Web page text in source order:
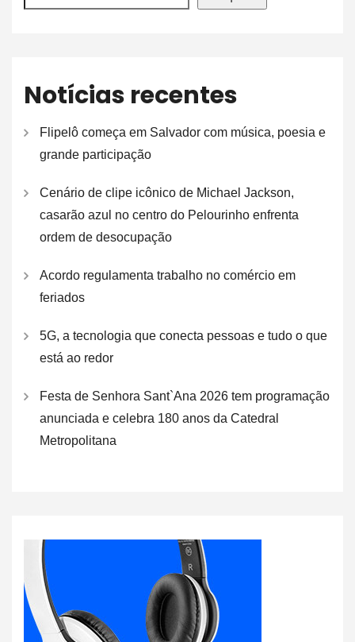
Notícias recentes
Flipelô começa em Salvador com música, poesia e
grande participação
Cenário de clipe icônico de Michael Jackson,
casarão azul no centro do Pelourinho enfrenta
ordem de desocupação
Acordo regulamenta trabalho no comércio em
feriados
5G, a tecnologia que conecta pessoas e tudo o que
está ao redor
Festa de Senhora Sant`Ana 2026 tem programação
anunciada e celebra 180 anos da Catedral
Metropolitana